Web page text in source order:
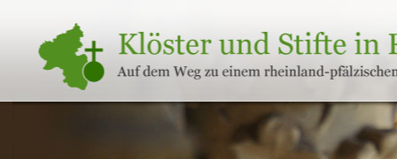
Klöster
und
Stifte
in
Rheinland-